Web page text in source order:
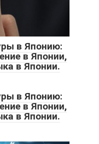
в Японию:
в Японии,
в Японии.
в Японию:
в Японии,
в Японии.